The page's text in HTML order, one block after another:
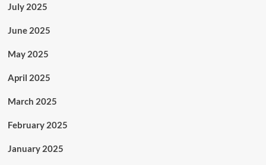
July 2025
June 2025
May 2025
April 2025
March 2025
February 2025
January 2025